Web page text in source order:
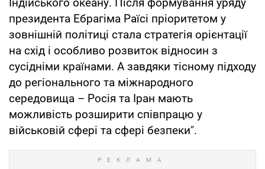
президента Ебрагіма Раїсі пріоритетом у
зовнішній політиці стала стратегія орієнтації
на схід і особливо розвиток відносин з
сусідніми країнами. А завдяки тісному підходу
до регіонального та міжнародного
середовища – Росія та Іран мають
можливість розширити співпрацю у
військовій сфері та сфері безпеки".